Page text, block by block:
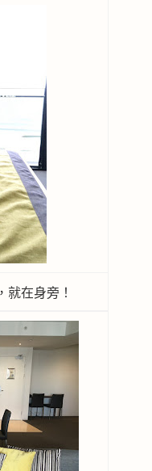
就在身旁！